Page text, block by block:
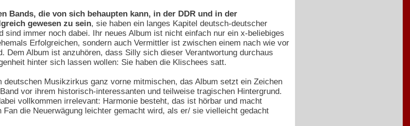
Bands, die von sich behaupten kann, in der DDR und in der
gewesen zu sein, sie haben ein langes Kapitel deutsch-deutscher
sind immer noch dabei. Ihr neues Album ist nicht einfach nur ein x-beliebiges
Erfolgreichen, sondern auch Vermittler ist zwischen einem nach wie vor
Dem Album ist anzuhören, dass Silly sich dieser Verantwortung durchaus
hinter sich lassen wollen: Sie haben die Klischees satt.
deutschen Musikzirkus ganz vorne mitmischen, das Album setzt ein Zeichen
vor ihrem historisch-interessanten und teilweise tragischen Hintergrund.
vollkommen irrelevant: Harmonie besteht, das ist hörbar und macht
die Neuerwägung leichter gemacht wird, als er/ sie vielleicht gedacht